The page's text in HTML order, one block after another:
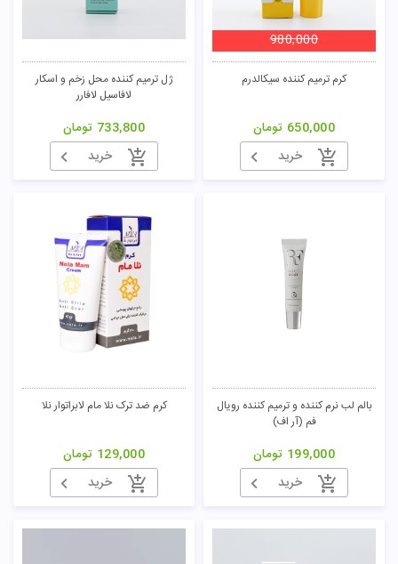
کرم ترمیم کننده سیکالدرم
980,000
650,000 تومان
خرید
ژل ترمیم کننده محل زخم و اسکار
لافاسیل لافارر
733,800 تومان
خرید
بالم لب نرم کننده و ترمیم کننده رویال
فم (آر اف)
199,000 تومان
خرید
کرم ضد ترک نلا مام لابراتوار نلا
129,000 تومان
خرید